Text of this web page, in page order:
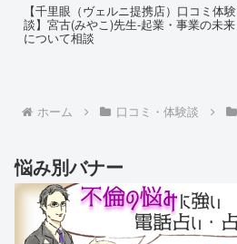
【千里眼（ヴェルニ提携店）口コミ体験
談】宮古(みやこ)先生-起業・事業の未来
について相談
ホーム 口コミ・体験談
悩み別バナー